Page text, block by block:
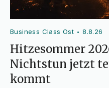
Business Class Ost •8.8.26
Hitzesommer
Nichtstun jetzt
kommt